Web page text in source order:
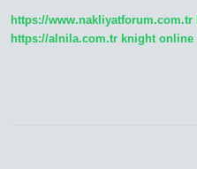
https://www.nakliyatforum.com.tr
https://alnila.com.tr knight online